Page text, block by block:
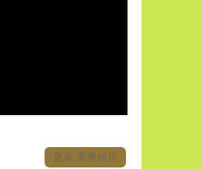
更多 宣導短片